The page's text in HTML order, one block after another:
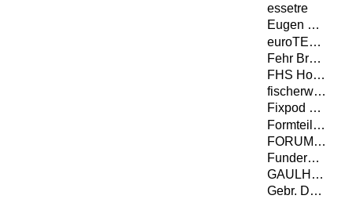
essetre
Eugen Decker Holz­industrie GmbH & Co. KG
euroTECH Vertriebs GmbH
Fehr Braunwalder AG
FHS Holzbau GmbH
fischerwerke GmbH & Co. KG
Fixpod GmbH
Formteilbau Schmitt GmbH & Co. KG
FORUM-HOLZBAU
Fundermax GmbH
GAULHOFER INDUSTRIE-HOLDING GMBH
Gebr. Dufter GmbH